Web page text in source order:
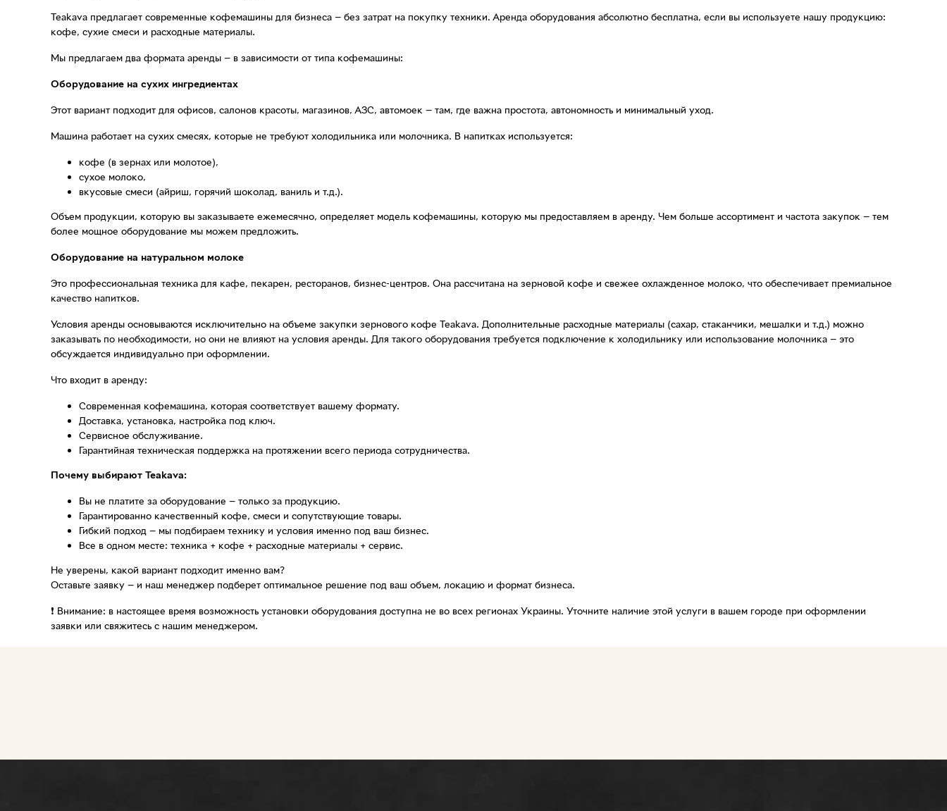
Teakava предлагает современные кофемашины для бизнеса — без затрат на покупку техники. Аренда оборудования абсолютно бесплатна, если вы используете нашу продукцию:
кофе, сухие смеси и расходные материалы.
Мы предлагаем два формата аренды — в зависимости от типа кофемашины:
Оборудование на сухих ингредиентах
Этот вариант подходит для офисов, салонов красоты, магазинов, АЗС, автомоек — там, где важна простота, автономность и минимальный уход.
Машина работает на сухих смесях, которые не требуют холодильника или молочника. В напитках используется:
кофе (в зернах или молотое),
сухое молоко,
вкусовые смеси (айриш, горячий шоколад, ваниль и т.д.).
Объем продукции, которую вы заказываете ежемесячно, определяет модель кофемашины, которую мы предоставляем в аренду. Чем больше ассортимент и частота закупок — тем
более мощное оборудование мы можем предложить.
Оборудование на натуральном молоке
Это профессиональная техника для кафе, пекарен, ресторанов, бизнес-центров. Она рассчитана на зерновой кофе и свежее охлажденное молоко, что обеспечивает премиальное
качество напитков.
Условия аренды основываются исключительно на объеме закупки зернового кофе Teakava. Дополнительные расходные материалы (сахар, стаканчики, мешалки и т.д.) можно
заказывать по необходимости, но они не влияют на условия аренды. Для такого оборудования требуется подключение к холодильнику или использование молочника — это
обсуждается индивидуально при оформлении.
Что входит в аренду:
Современная кофемашина, которая соответствует вашему формату.
Доставка, установка, настройка под ключ.
Сервисное обслуживание.
Гарантийная техническая поддержка на протяжении всего периода сотрудничества.
Почему выбирают Teakava:
Вы не платите за оборудование — только за продукцию.
Гарантированно качественный кофе, смеси и сопутствующие товары.
Гибкий подход — мы подбираем технику и условия именно под ваш бизнес.
Все в одном месте: техника + кофе + расходные материалы + сервис.
Не уверены, какой вариант подходит именно вам?
Оставьте заявку — и наш менеджер подберет оптимальное решение под ваш объем, локацию и формат бизнеса.
❗️ Внимание: в настоящее время возможность установки оборудования доступна не во всех регионах Украины. Уточните наличие этой услуги в вашем городе при оформлении
заявки или свяжитесь с нашим менеджером.